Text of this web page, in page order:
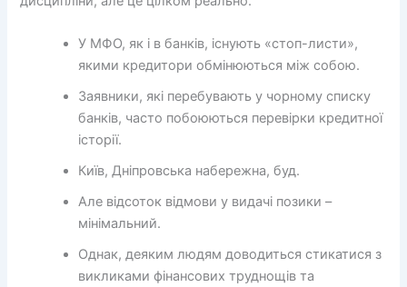
У МФО, як і в банків, існують «стоп-листи»,
якими кредитори обмінюються між собою.
Заявники, які перебувають у чорному списку
банків, часто побоюються перевірки кредитної
історії.
Київ, Дніпровська набережна, буд.
Але відсоток відмови у видачі позики –
мінімальний.
Однак, деяким людям доводиться стикатися з
викликами фінансових труднощів та